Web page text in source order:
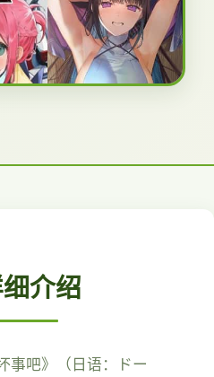
介绍
事吧》（日语：ドー